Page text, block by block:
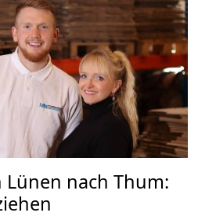
Lünen nach Thum: